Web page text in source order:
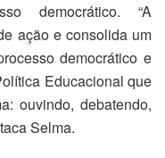
democrático. “A
ação e consolida um
democrático e
Educacional que
ouvindo, debatendo,
Selma.